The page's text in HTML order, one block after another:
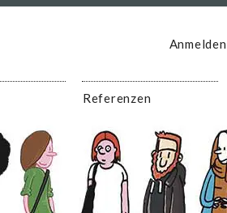
Anmelden
Referenzen